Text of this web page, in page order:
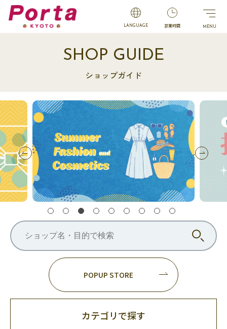
LANGUAGE 営業時間
SHOP GUIDE
ショップガイド
POPUP STORE
カテゴリで探す